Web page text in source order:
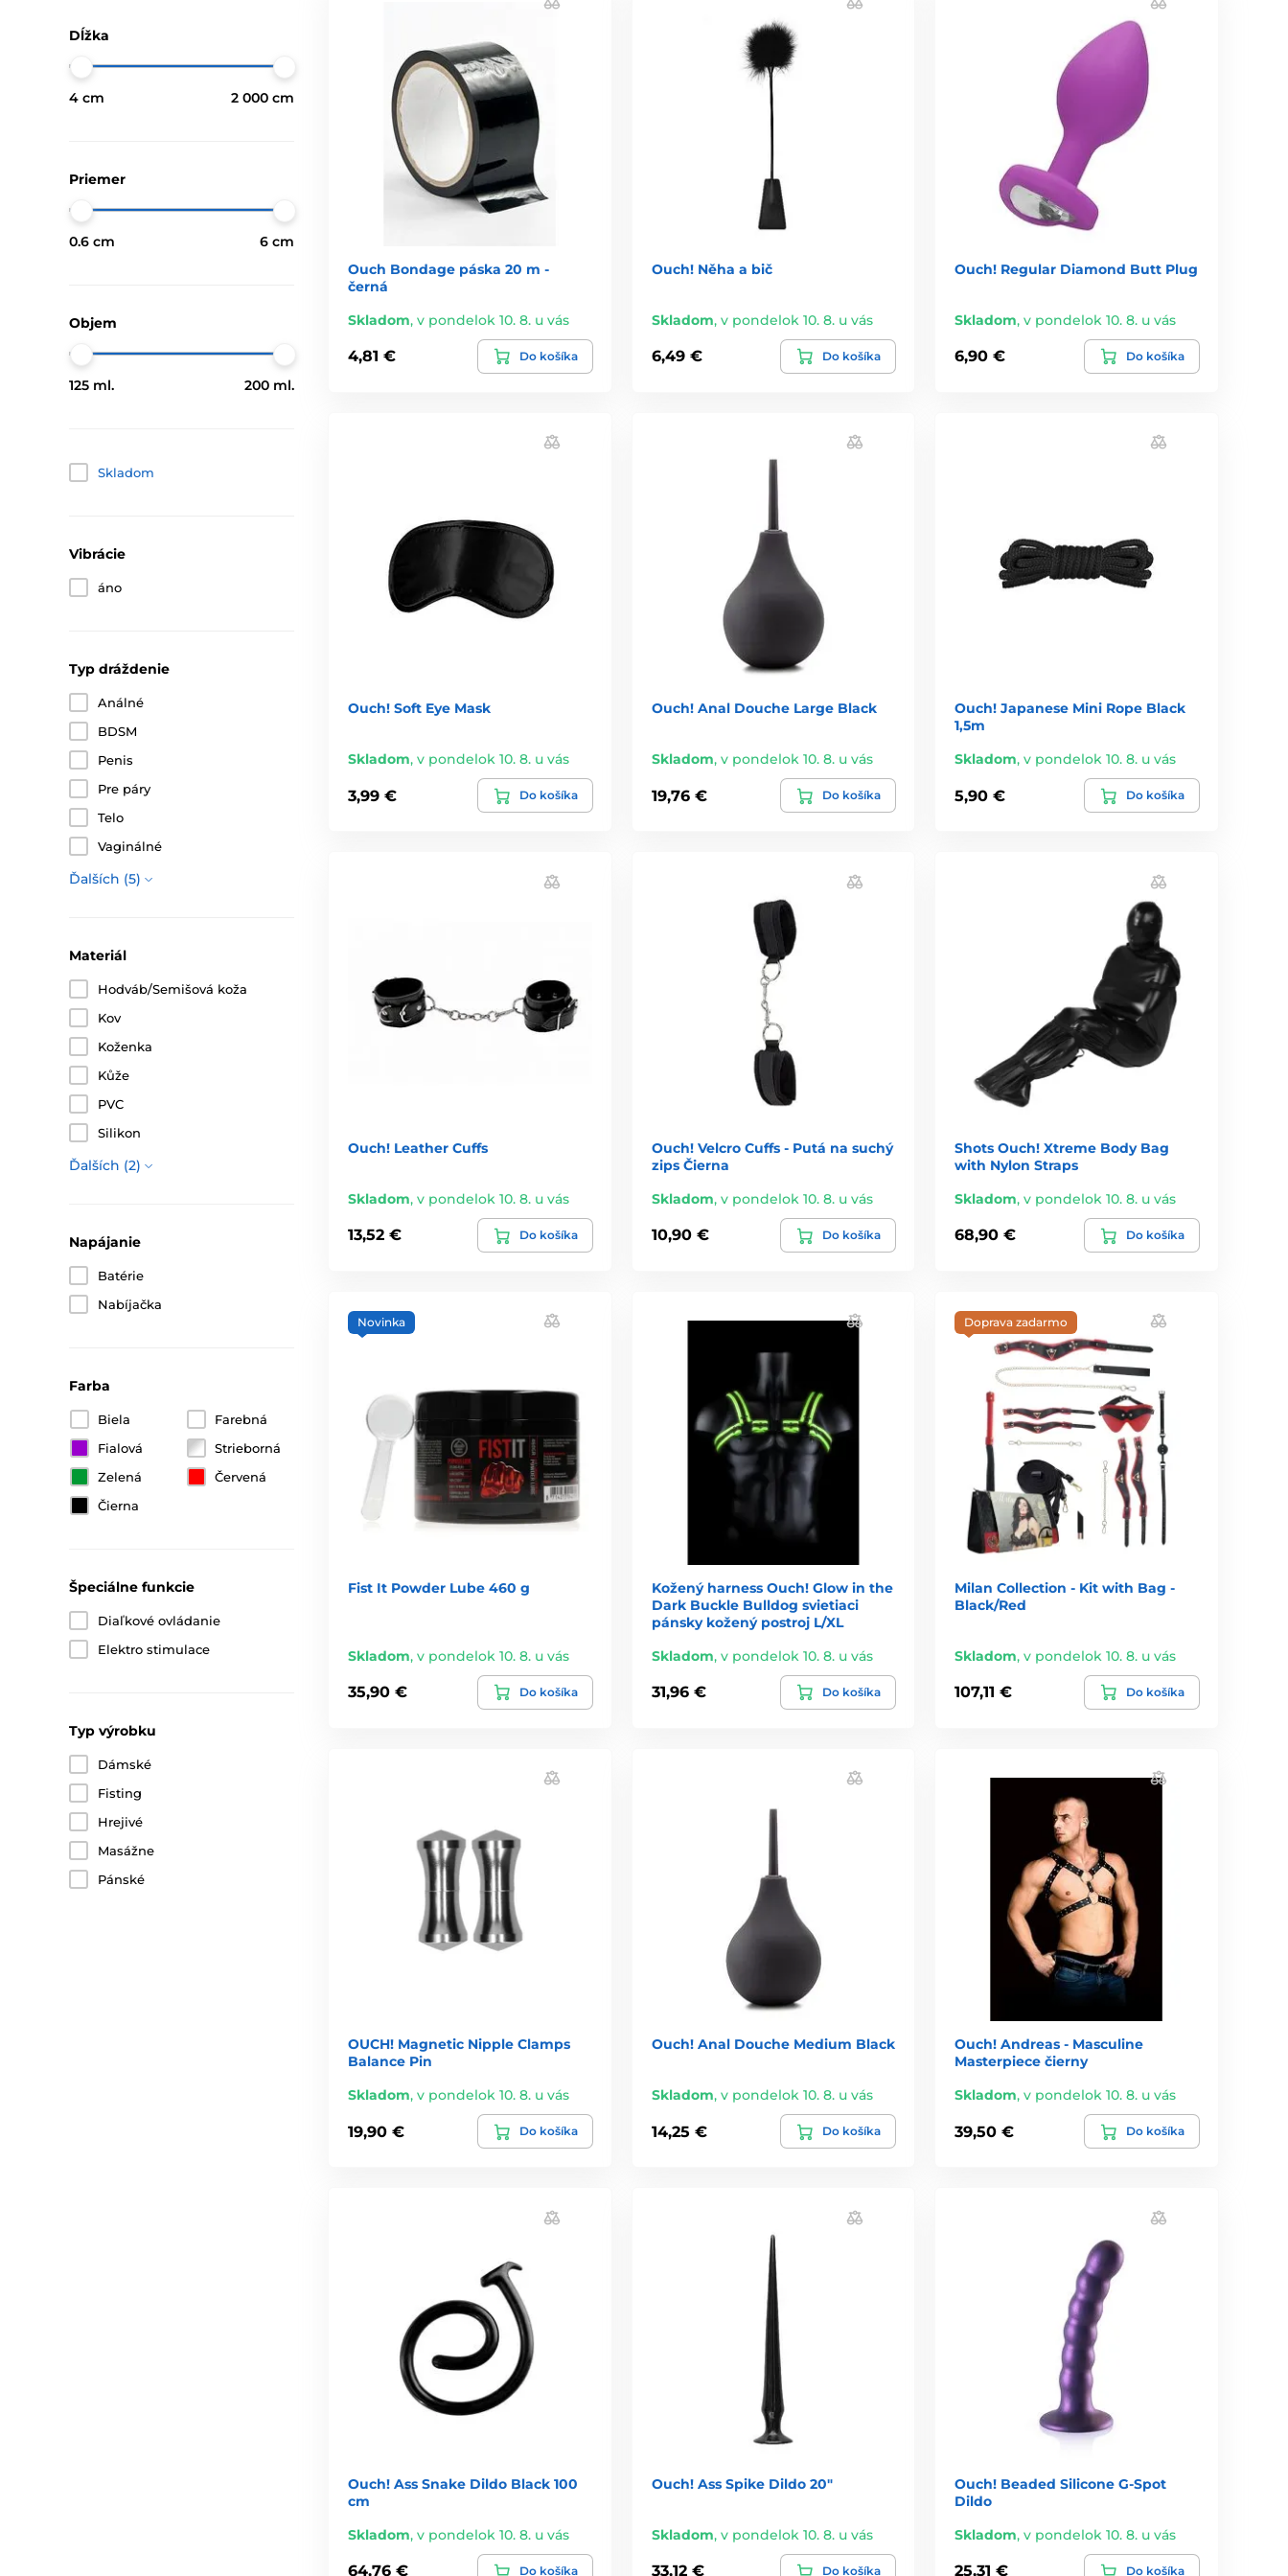
Dĺžka
4 cm 2 000 cm
Priemer
0.6 cm 6 cm
Objem
125 ml. 200 ml.
Skladom
Vibrácie
áno
Typ dráždenie
Análné
BDSM
Penis
Pre páry
Telo
Vaginálné
Ďalších (5)
Materiál
Hodváb/Semišová koža
Kov
Koženka
Kůže
PVC
Silikon
Ďalších (2)
Napájanie
Batérie
Nabíjačka
Farba
Biela
Farebná
Fialová
Strieborná
Zelená
Červená
Čierna
Špeciálne funkcie
Diaľkové ovládanie
Elektro stimulace
Typ výrobku
Dámské
Fisting
Hrejivé
Masážne
Pánské
Ouch Bondage páska 20 m -
černá
Skladom, v pondelok 10. 8. u vás
4,81 € Do košíka
Ouch! Něha a bič
Skladom, v pondelok 10. 8. u vás
6,49 € Do košíka
Ouch! Regular Diamond Butt Plug
Skladom,v pondelok 10. 8. u vás
6,90 € Do košíka
Ouch! Soft Eye Mask
Skladom, v pondelok 10. 8. u vás
3,99 € Do košíka
Ouch! Anal Douche Large Black
Skladom, v pondelok 10. 8. u vás
19,76 € Do košíka
Ouch! Japanese Mini Rope Black
1,5m
Skladom,v pondelok 10. 8. u vás
5,90 € Do košíka
Ouch! Leather Cuffs
Skladom, v pondelok 10. 8. u vás
13,52 € Do košíka
Ouch! Velcro Cuffs - Putá na suchý
zips Čierna
Skladom, v pondelok 10. 8. u vás
10,90 € Do košíka
Shots Ouch! Xtreme Body Bag
with Nylon Straps
Skladom,v pondelok 10. 8. u vás
68,90 € Do košíka
Novinka
Fist It Powder Lube 460 g
Skladom, v pondelok 10. 8. u vás
35,90 € Do košíka
Kožený harness Ouch! Glow in the
Dark Buckle Bulldog svietiaci
pánsky kožený postroj L/XL
Skladom, v pondelok 10. 8. u vás
31,96 € Do košíka
Doprava zadarmo
Milan Collection - Kit with Bag -
Black/Red
Skladom,v pondelok 10. 8. u vás
107,11 € Do košíka
OUCH! Magnetic Nipple Clamps
Balance Pin
Skladom, v pondelok 10. 8. u vás
19,90 € Do košíka
Ouch! Anal Douche Medium Black
Skladom, v pondelok 10. 8. u vás
14,25 € Do košíka
Ouch! Andreas - Masculine
Masterpiece čierny
Skladom,v pondelok 10. 8. u vás
39,50 € Do košíka
Ouch! Ass Snake Dildo Black 100
cm
Skladom, v pondelok 10. 8. u vás
64,76 € Do košíka
Ouch! Ass Spike Dildo 20"
Skladom, v pondelok 10. 8. u vás
33,12 € Do košíka
Ouch! Beaded Silicone G-Spot
Dildo
Skladom,v pondelok 10. 8. u vás
25,31 € Do košíka